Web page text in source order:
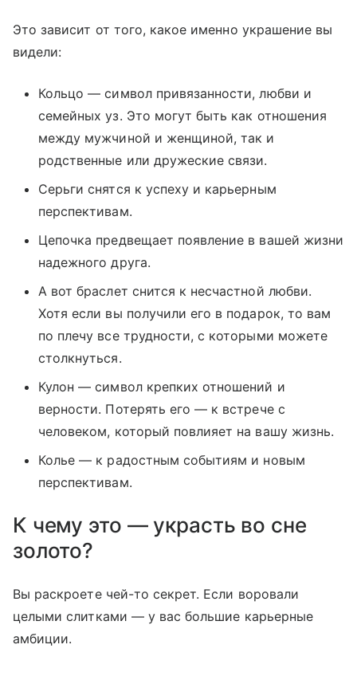
Это зависит от того, какое именно украшение вы
видели:
Кольцо — символ привязанности, любви и
семейных уз. Это могут быть как отношения
между мужчиной и женщиной, так и
родственные или дружеские связи.
Серьги снятся к успеху и карьерным
перспективам.
Цепочка предвещает появление в вашей жизни
надежного друга.
А вот браслет снится к несчастной любви.
Хотя если вы получили его в подарок, то вам
по плечу все трудности, с которыми можете
столкнуться.
Кулон — символ крепких отношений и
верности. Потерять его — к встрече с
человеком, который повлияет на вашу жизнь.
Колье — к радостным событиям и новым
перспективам.
К чему это — украсть во сне
золото?
Вы раскроете чей-то секрет. Если воровали
целыми слитками — у вас большие карьерные
амбиции.